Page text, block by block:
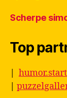
Scherpe
Top